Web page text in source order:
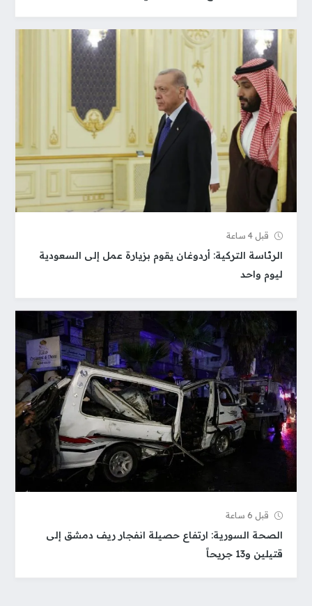
قبل 4 ساعة
الرئاسة التركية: أردوغان يقوم بزيارة عمل إلى السعودية
ليوم واحد
قبل 6 ساعة
الصحة السورية: ارتفاع حصيلة انفجار ريف دمشق إلى
قتيلين و13 جريحاً